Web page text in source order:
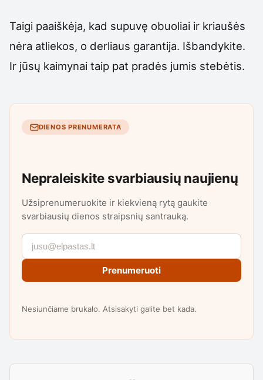
Taigi paaiškėja, kad supuvę obuoliai ir kriaušės
nėra atliekos, o derliaus garantija. Išbandykite.
Ir jūsų kaimynai taip pat pradės jumis stebėtis.
DIENOS PRENUMERATA
Nepraleiskite svarbiausių naujienų
Užsiprenumeruokite ir kiekvieną rytą gaukite
svarbiausių dienos straipsnių santrauką.
Prenumeruoti
Nesiunčiame brukalo. Atsisakyti galite bet kada.